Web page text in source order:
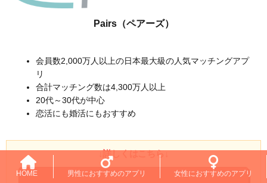
HOME 男性におすすめのアプリ 女性におすすめのアプリ
Pairs（ペアーズ）
会員数2,000万人以上の日本最大級の人気マッチングアプ
リ
合計マッチング数は4,300万人以上
20代～30代が中心
恋活にも婚活にもおすすめ
↓詳しくはこちら↓